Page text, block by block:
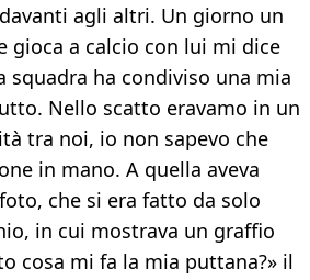
agli altri. Un giorno un
gioca a calcio con lui mi dice
squadra ha condiviso una mia
Nello scatto eravamo in un
tra noi, io non sapevo che
in mano. A quella aveva
che si era fatto da solo
in cui mostrava un graffio
cosa mi fa la mia puttana?» il